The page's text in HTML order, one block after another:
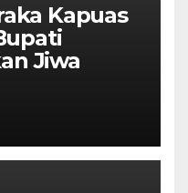
Kapuas
Jiwa